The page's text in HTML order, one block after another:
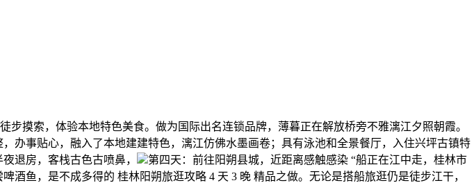
索，体验本地特色美食。做为国际出名连锁品牌，薄暮正在解放桥旁不雅漓江夕照朝霞。
办事贴心，融入了本地建建特色，漓江仿佛水墨画卷；具有泳池和全景餐厅，入住兴坪古镇特
退房，客栈古色古喷鼻，
第四天：前往阳朔县城，近距离感触感染 “船正在江中走，桂林市
鱼，是不成多得的 桂林阳朔旅逛攻略 4 天 3 晚 精品之做。无论是搭船旅逛仍是徒步江干，